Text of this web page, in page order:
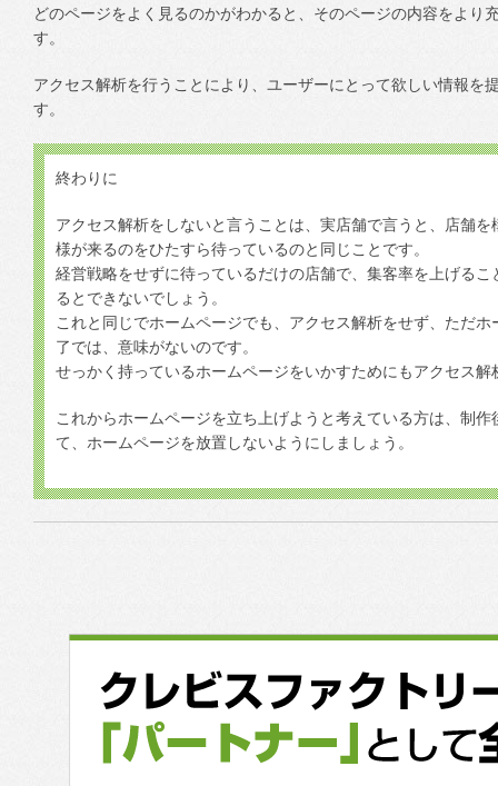
どのページをよく見るのかがわかると、そのページの内容をより
す。
アクセス解析を行うことにより、ユーザーにとって欲しい情報を
す。
終わりに
アクセス解析をしないと言うことは、実店舗で言うと、店舗を
様が来るのをひたすら待っているのと同じことです。
経営戦略をせずに待っているだけの店舗で、集客率を上げるこ
るとできないでしょう。
これと同じでホームページでも、アクセス解析をせず、ただ
了では、意味がないのです。
せっかく持っているホームページをいかすためにもアクセス解
これからホームページを立ち上げようと考えている方は、制作
て、ホームページを放置しないようにしましょう。